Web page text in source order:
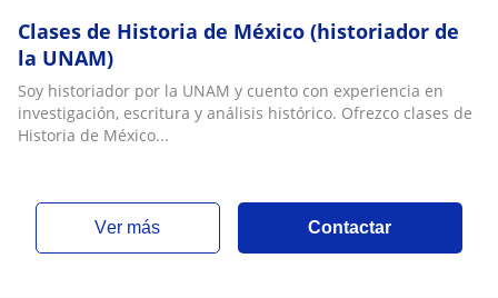
Clases de Historia de México (historiador de
la UNAM)
Soy historiador por la UNAM y cuento con experiencia en
investigación, escritura y análisis histórico. Ofrezco clases de
Historia de México...
ver más Contactar